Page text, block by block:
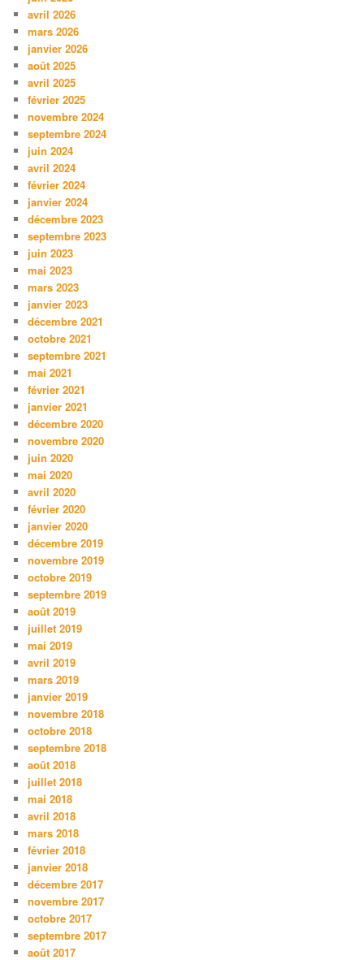
avril 2026
mars 2026
janvier 2026
août 2025
avril 2025
février 2025
novembre 2024
septembre 2024
juin 2024
avril 2024
février 2024
janvier 2024
décembre 2023
septembre 2023
juin 2023
mai 2023
mars 2023
janvier 2023
décembre 2021
octobre 2021
septembre 2021
mai 2021
février 2021
janvier 2021
décembre 2020
novembre 2020
juin 2020
mai 2020
avril 2020
février 2020
janvier 2020
décembre 2019
novembre 2019
octobre 2019
septembre 2019
août 2019
juillet 2019
mai 2019
avril 2019
mars 2019
janvier 2019
novembre 2018
octobre 2018
septembre 2018
août 2018
juillet 2018
mai 2018
avril 2018
mars 2018
février 2018
janvier 2018
décembre 2017
novembre 2017
octobre 2017
septembre 2017
août 2017